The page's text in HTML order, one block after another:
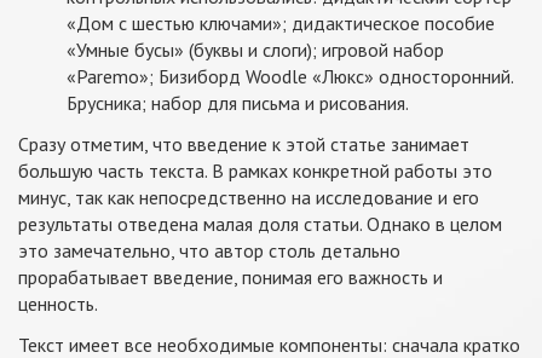
«Дом с шестью ключами»; дидактическое пособие
«Умные бусы» (буквы и слоги); игровой набор
«Paremo»; Бизиборд Woodle «Люкс» односторонний.
Брусника; набор для письма и рисования.
Сразу отметим, что введение к этой статье занимает
большую часть текста. В рамках конкретной работы это
минус, так как непосредственно на исследование и его
результаты отведена малая доля статьи. Однако в целом
это замечательно, что автор столь детально
прорабатывает введение, понимая его важность и
ценность.
Текст имеет все необходимые компоненты: сначала кратко